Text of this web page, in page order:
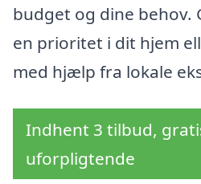
budget og dine behov.
en prioritet i dit hjem
med hjælp fra lokale
Indhent 3 tilbud,
uforpligtende